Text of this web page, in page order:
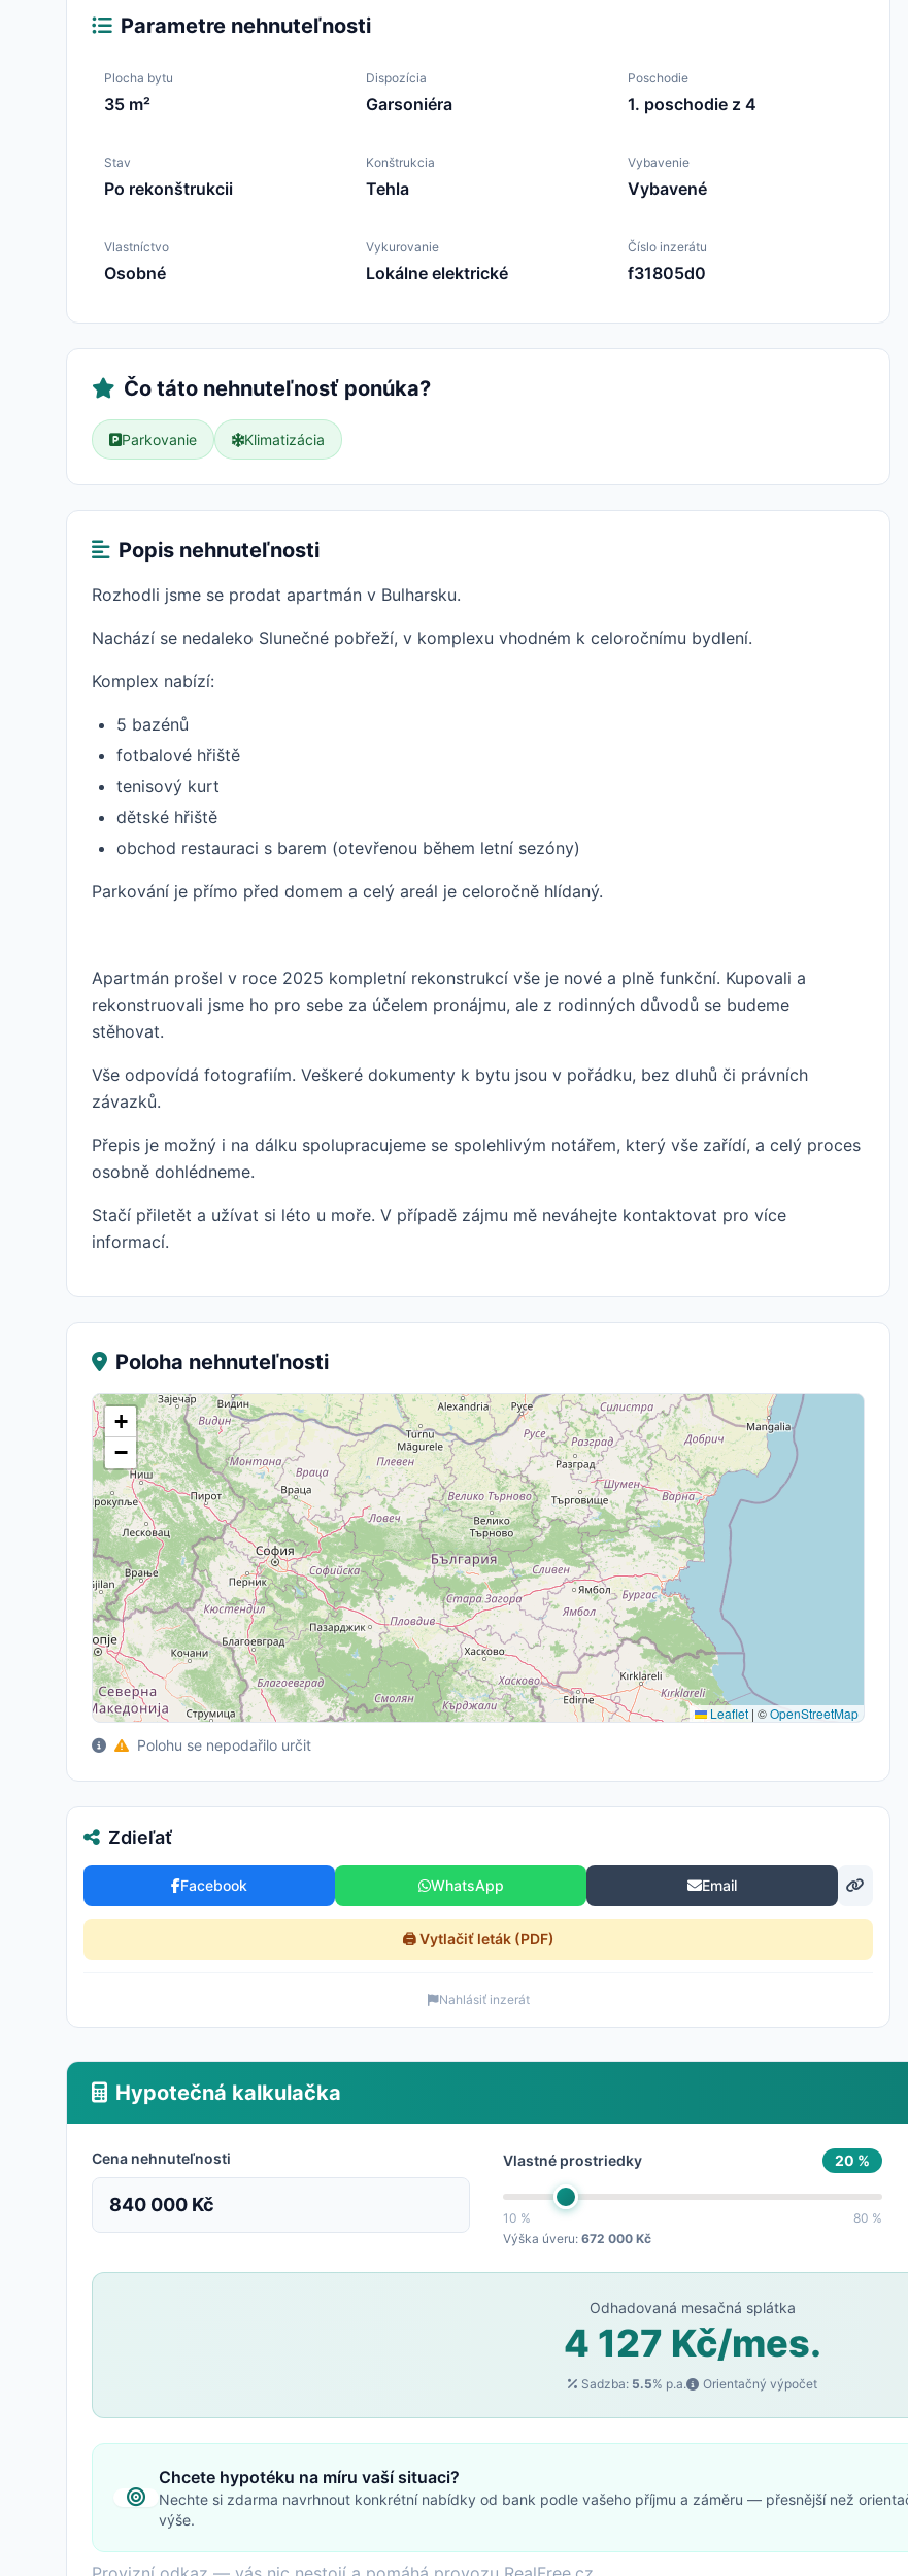
Parametre nehnuteľnosti
Plocha bytu
35 m²
Dispozícia
Garsoniéra
Poschodie
1. poschodie z 4
Stav
Po rekonštrukcii
Konštrukcia
Tehla
Vybavenie
Vybavené
Vlastníctvo
Osobné
Vykurovanie
Lokálne elektrické
Číslo inzerátu
f31805d0
Čo táto nehnuteľnosť ponúka?
Parkovanie Klimatizácia
Popis nehnuteľnosti
Rozhodli jsme se prodat apartmán v Bulharsku.
Nachází se nedaleko Slunečné pobřeží, v komplexu vhodném k celoročnímu bydlení.
Komplex nabízí:
5 bazénů
fotbalové hřiště
tenisový kurt
dětské hřiště
obchod restauraci s barem (otevřenou během letní sezóny)
Parkování je přímo před domem a celý areál je celoročně hlídaný.
Apartmán prošel v roce 2025 kompletní rekonstrukcí vše je nové a plně funkční. Kupovali a
rekonstruovali jsme ho pro sebe za účelem pronájmu, ale z rodinných důvodů se budeme
stěhovat.
Vše odpovídá fotografiím. Veškeré dokumenty k bytu jsou v pořádku, bez dluhů či právních
závazků.
Přepis je možný i na dálku spolupracujeme se spolehlivým notářem, který vše zařídí, a celý proces
osobně dohlédneme.
Stačí přiletět a užívat si léto u moře. V případě zájmu mě neváhejte kontaktovat pro více
informací.
Poloha nehnuteľnosti
+
−
Leaflet | ©OpenStreetMap
Polohu se nepodařilo určit
Zdieľať
Facebook WhatsApp Email
🖨️ Vytlačiť leták (PDF)
Nahlásiť inzerát
Hypotečná kalkulačka
Cena nehnuteľnosti
840 000 Kč
Vlastné prostriedky 20 %
10 %
80 %
Výška úveru:672 000 Kč
Odhadovaná mesačná splátka
4 127 Kč/mes.
Sadzba: 5.5% p.a. Orientačný výpočet
Chcete hypotéku na míru vaší situaci?
Nechte si zdarma navrhnout konkrétní nabídky od bank podle vašeho příjmu a záměru — přesnější než
výše.